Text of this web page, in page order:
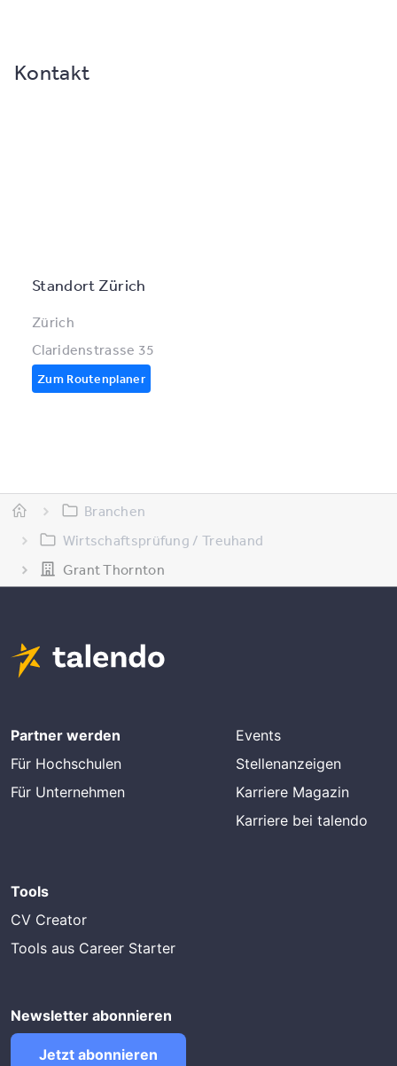
Kontakt
Standort Zürich
Zürich
Claridenstrasse 35
Zum Routenplaner
Branchen
Wirtschaftsprüfung / Treuhand
Grant Thornton
Partner werden
Für Hochschulen
Für Unternehmen
Events
Stellenanzeigen
Karriere Magazin
Karriere bei talendo
Tools
CV Creator
Tools aus Career Starter
Newsletter abonnieren
Jetzt abonnieren